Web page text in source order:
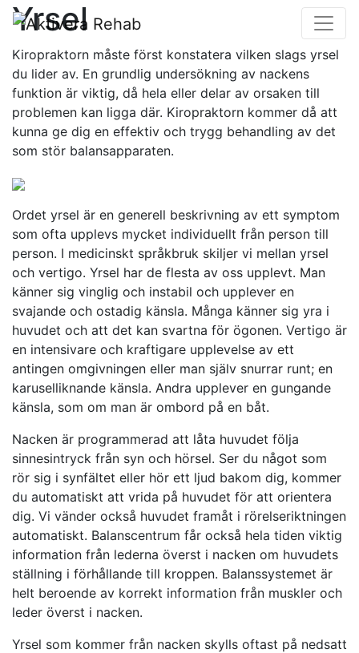
Yrsel
Kiropraktorn måste först konstatera vilken slags yrsel
du lider av. En grundlig undersökning av nackens
funktion är viktig, då hela eller delar av orsaken till
problemen kan ligga där. Kiropraktorn kommer då att
kunna ge dig en effektiv och trygg behandling av det
som stör balansapparaten.
Ordet yrsel är en generell beskrivning av ett symptom
som ofta upplevs mycket individuellt från person till
person. I medicinskt språkbruk skiljer vi mellan yrsel
och vertigo. Yrsel har de flesta av oss upplevt. Man
känner sig vinglig och instabil och upplever en
svajande och ostadig känsla. Många känner sig yra i
huvudet och att det kan svartna för ögonen. Vertigo är
en intensivare och kraftigare upplevelse av ett
antingen omgivningen eller man själv snurrar runt; en
karuselliknande känsla. Andra upplever en gungande
känsla, som om man är ombord på en båt.
Nacken är programmerad att låta huvudet följa
sinnesintryck från syn och hörsel. Ser du något som
rör sig i synfältet eller hör ett ljud bakom dig, kommer
du automatiskt att vrida på huvudet för att orientera
dig. Vi vänder också huvudet framåt i rörelseriktningen
automatiskt. Balanscentrum får också hela tiden viktig
information från lederna överst i nacken om huvudets
ställning i förhållande till kroppen. Balanssystemet är
helt beroende av korrekt information från muskler och
leder överst i nacken.
Yrsel som kommer från nacken skylls oftast på nedsatt